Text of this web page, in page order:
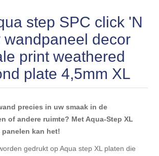
NORDHIIL® fijn diep zwart hout voor
Fazawood
Woodritch
sioo:x & radiata-pine vulcan concept
toebehoren voor laminaat & lamel en
voor SPC vinyl vloeren
wandbekleding
en toebehoren
step SPC click 'N
wandpaneel decor
print weathered
plate 4,5mm XL
precies in uw smaak in de
of andere ruimte? Met Aqua-Step XL
kan het!
gedrukt op Aqua step XL platen die